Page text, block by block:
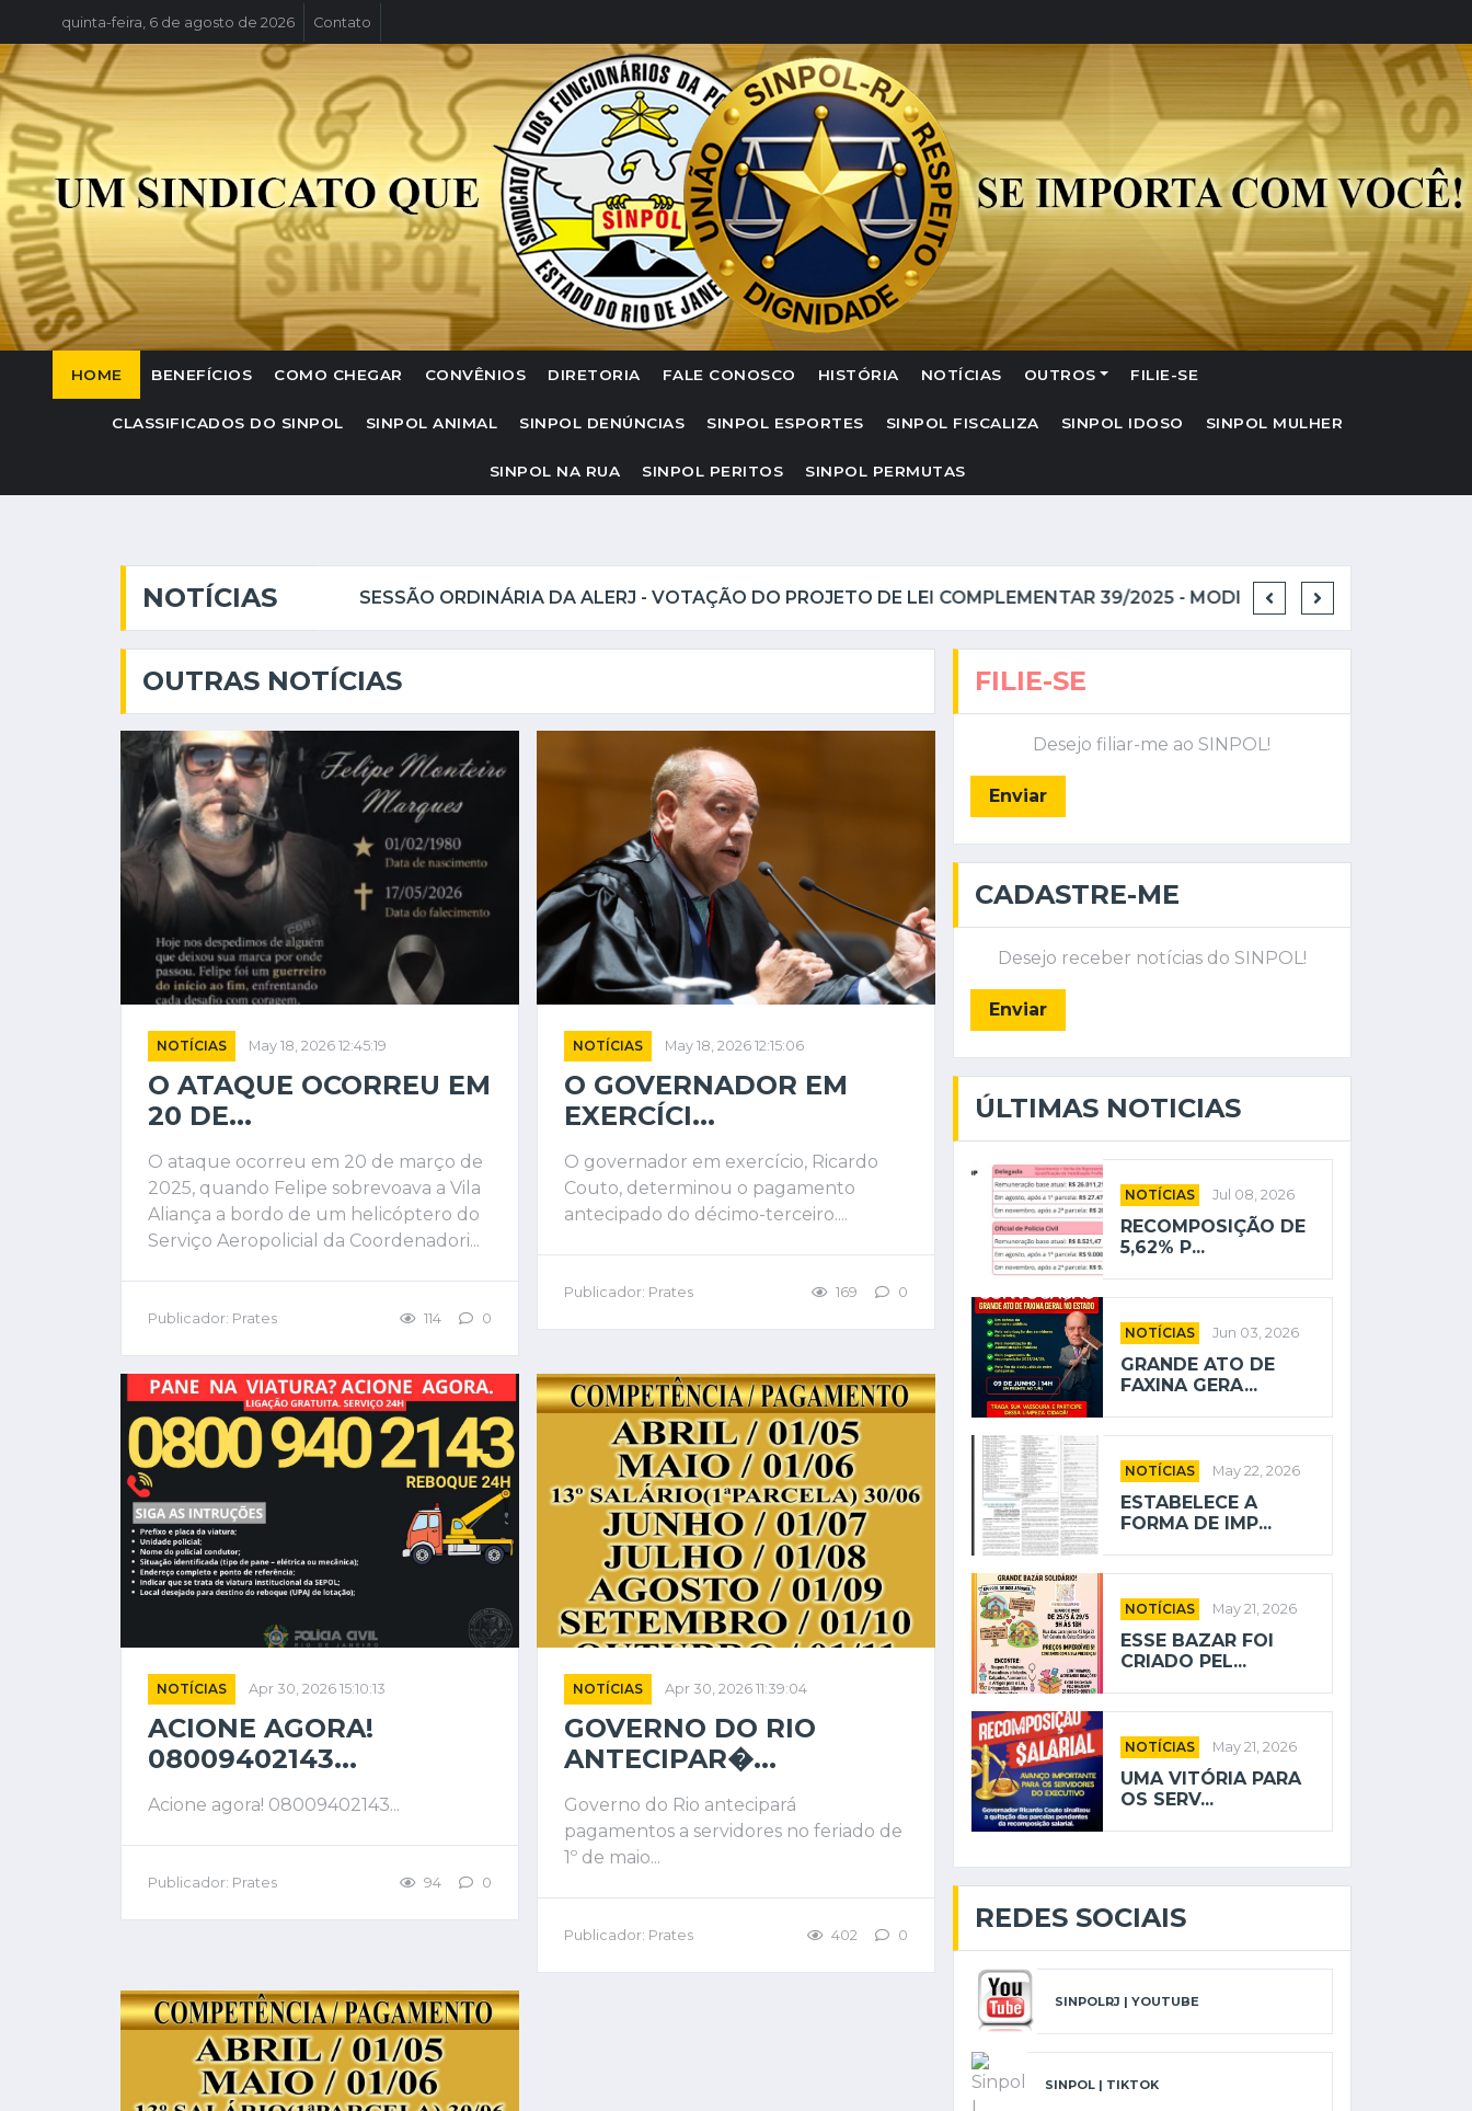
quinta-feira, 6 de agosto de 2026 Contato
HOME BENEFÍCIOS COMO CHEGAR CONVÊNIOS DIRETORIA FALE CONOSCO HISTÓRIA NOTÍCIAS OUTROS FILIE-SE
CLASSIFICADOS DO SINPOL SINPOL ANIMAL SINPOL DENÚNCIAS SINPOL ESPORTES SINPOL FISCALIZA SINPOL IDOSO SINPOL MULHER
SINPOL NA RUA SINPOL PERITOS SINPOL PERMUTAS
NOTÍCIAS SESSÃO ORDINÁRIA DA ALERJ - VOTAÇÃO DO PROJETO DE LEI COMPLEMENTAR 39/2025 - MODIFICAÇÃO DA LEI ORGÂNICA
OUTRAS NOTÍCIAS
NOTÍCIAS May 18, 2026 12:45:19
O ATAQUE OCORREU EM
20 DE...
O ataque ocorreu em 20 de março de
2025, quando Felipe sobrevoava a Vila
Aliança a bordo de um helicóptero do
Serviço Aeropolicial da Coordenadori...
Publicador: Prates 114 0
NOTÍCIAS May 18, 2026 12:15:06
O GOVERNADOR EM
EXERCÍCI...
O governador em exercício, Ricardo
Couto, determinou o pagamento
antecipado do décimo-terceiro....
Publicador: Prates 169 0
NOTÍCIAS Apr 30, 2026 15:10:13
ACIONE AGORA!
08009402143...
Acione agora! 08009402143...
Publicador: Prates 94 0
NOTÍCIAS Apr 30, 2026 11:39:04
GOVERNO DO RIO
ANTECIPAR�...
Governo do Rio antecipará
pagamentos a servidores no feriado de
1º de maio...
Publicador: Prates 402 0
FILIE-SE
Desejo filiar-me ao SINPOL!
Enviar
CADASTRE-ME
Desejo receber notícias do SINPOL!
Enviar
ÚLTIMAS NOTICIAS
NOTÍCIAS Jul 08, 2026
RECOMPOSIÇÃO DE
5,62% P...
NOTÍCIAS Jun 03, 2026
GRANDE ATO DE
FAXINA GERA...
NOTÍCIAS May 22, 2026
ESTABELECE A
FORMA DE IMP...
NOTÍCIAS May 21, 2026
ESSE BAZAR FOI
CRIADO PEL...
NOTÍCIAS May 21, 2026
UMA VITÓRIA PARA
OS SERV...
REDES SOCIAIS
SINPOLRJ | YOUTUBE
SINPOL | TIKTOK